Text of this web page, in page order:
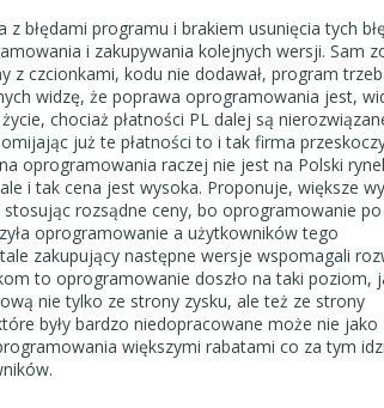
błędami programu i brakiem usunięcia tych
i zakupywania kolejnych wersji. Sam
z czcionkami, kodu nie dodawał, program
widzę, że poprawa oprogramowania jest,
chociaż płatności PL dalej są
już te płatności to i tak firma
oprogramowania raczej nie jest na Polski
i tak cena jest wysoka. Proponuje, większe
rozsądne ceny, bo oprogramowanie
oprogramowanie a użytkowników tego
zakupujący następne wersje wspomagali
to oprogramowanie doszło na taki poziom,
nie tylko ze strony zysku, ale też ze strony
były bardzo niedopracowane może nie jako
większymi rabatami co za tym